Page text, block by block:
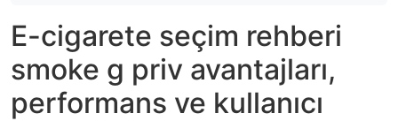
E-cigarete seçim rehberi
smoke g priv avantajları,
performans ve kullanıcı